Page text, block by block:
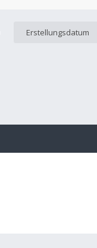
Erstellungsdatum